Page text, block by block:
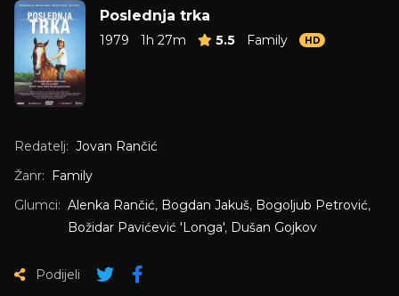
Poslednja trka
1979 1h 27m 5.5 Family HD
Redatelj: Jovan Rančić
Žanr:
Family
Glumci: Alenka Rančić, Bogdan Jakuš, Bogoljub Petrović,
Božidar Pavićević 'Longa', Dušan Gojkov
Podijeli